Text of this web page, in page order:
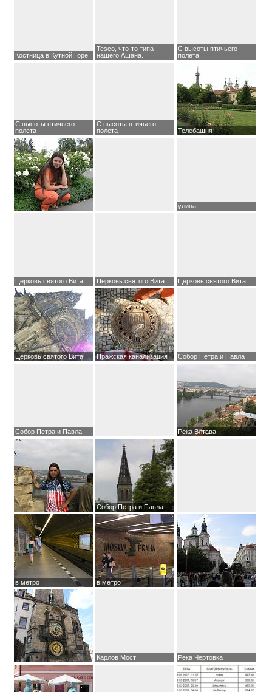
Костница в Кутной Горе
Tesco, что-то типа
нашего Ашана.
С высоты птичьего
полета
С высоты птичьего
полета
С высоты птичьего
полета
Телебашня
улица
Церковь святого Вита Церковь святого Вита Церковь святого Вита
Церковь святого Вита Пражская канализация Собор Петра и Павла
Собор Петра и Павла Река Влтава
Собор Петра и Павла
в метро в метро
Карлов Мост Река Чертовка